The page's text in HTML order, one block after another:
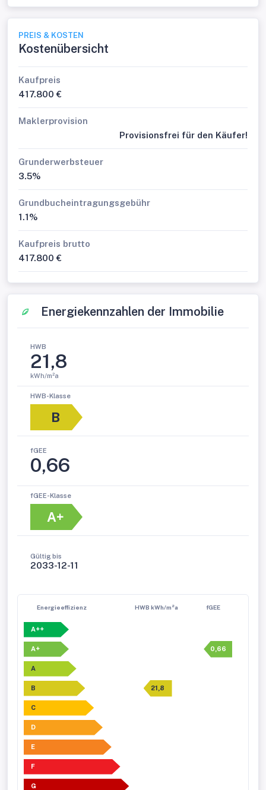
PREIS & KOSTEN
Kostenübersicht
Kaufpreis
417.800 €
Maklerprovision
Provisionsfrei für den Käufer!
Grunderwerbsteuer
3.5%
Grundbucheintragungsgebühr
1.1%
Kaufpreis brutto
417.800 €
Energiekennzahlen der Immobilie
HWB
21,8
kWh/m²a
HWB-Klasse
B
fGEE
0,66
fGEE-Klasse
A+
Gültig bis
2033-12-11
Energieeffizienz HWB kWh/m²a fGEE
A++
A+ 0,66
A
B 21,8
C
D
E
F
G